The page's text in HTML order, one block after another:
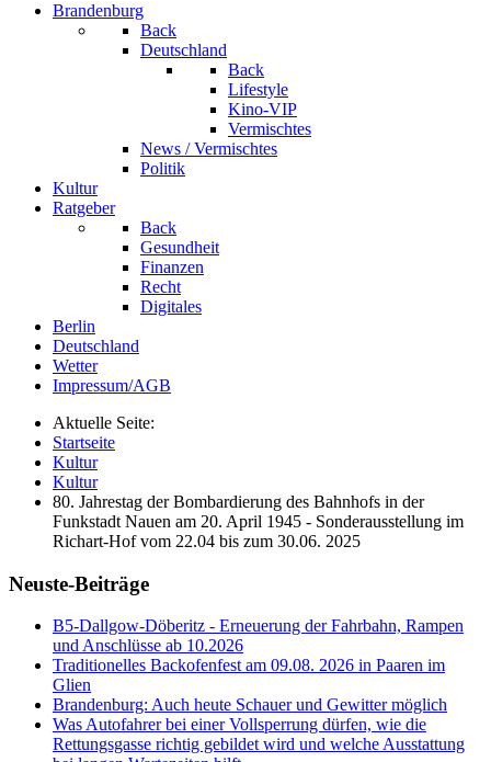
Brandenburg
Back
Deutschland
Back
Lifestyle
Kino-VIP
Vermischtes
News / Vermischtes
Politik
Kultur
Ratgeber
Back
Gesundheit
Finanzen
Recht
Digitales
Berlin
Deutschland
Wetter
Impressum/AGB
Aktuelle Seite:
Startseite
Kultur
Kultur
80. Jahrestag der Bombardierung des Bahnhofs in der
Funkstadt Nauen am 20. April 1945 - Sonderausstellung im
Richart-Hof vom 22.04 bis zum 30.06. 2025
Neuste-Beiträge
B5-Dallgow-Döberitz - Erneuerung der Fahrbahn, Rampen
und Anschlüsse ab 10.2026
Traditionelles Backofenfest am 09.08. 2026 in Paaren im
Glien
Brandenburg: Auch heute Schauer und Gewitter möglich
Was Autofahrer bei einer Vollsperrung dürfen, wie die
Rettungsgasse richtig gebildet wird und welche Ausstattung